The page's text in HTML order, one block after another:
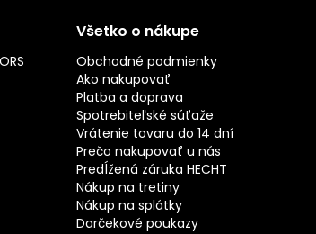
Všetko o nákupe
Obchodné podmienky
Ako nakupovať
Platba a doprava
Spotrebiteľské súťaže
Vrátenie tovaru do 14 dní
Prečo nakupovať u nás
Predĺžená záruka HECHT
Nákup na tretiny
Nákup na splátky
Darčekové poukazy